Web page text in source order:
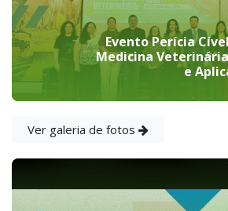
Evento Perícia
Medicina
e
Ver galeria de fotos